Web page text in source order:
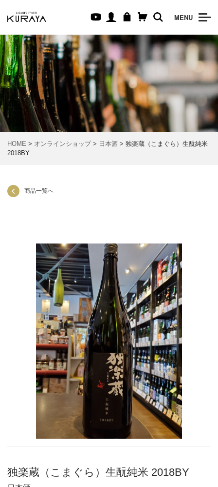
MENU
HOME > オンラインショップ> 日本酒 > 独楽蔵（こまぐら）生酛純米
2018BY
商品一覧へ
独楽蔵（こまぐら）生酛純米 2018BY